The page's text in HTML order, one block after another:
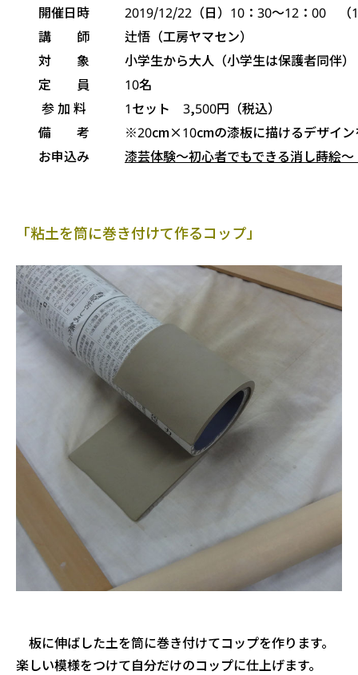
開催日時
2019/12/22（日）10：30〜12：00 （
講 師
辻悟（工房ヤマセン）
対 象
小学生から大人（小学生は保護者同伴）
定 員
10名
参 加 料
1セット 3,500円（税込）
備 考
※20cm×10cmの漆板に描けるデザイン
お申込み
漆芸体験～初心者でもできる消し蒔絵
「粘土を筒に巻き付けて作るコップ」
板に伸ばした土を筒に巻き付けてコップを作ります。
楽しい模様をつけて自分だけのコップに仕上げます。